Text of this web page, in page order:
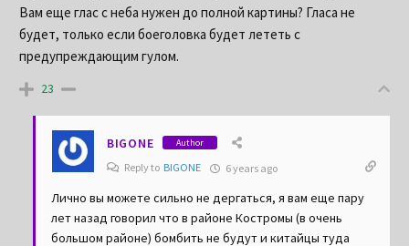
Вам еще глас с неба нужен до полной картины? Гласа не
будет, только если боеголовка будет лететь с
предупреждающим гулом.
23
BIGONE Author
Reply to BIGONE 6 years ago
Лично вы можете сильно не дергаться, я вам еще пару
лет назад говорил что в районе Костромы (в очень
большом районе) бомбить не будут и китайцы туда